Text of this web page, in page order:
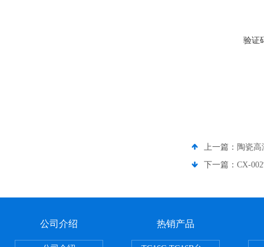
验证
上一篇： 陶瓷
下一篇： CX-
公司介绍 热销产品